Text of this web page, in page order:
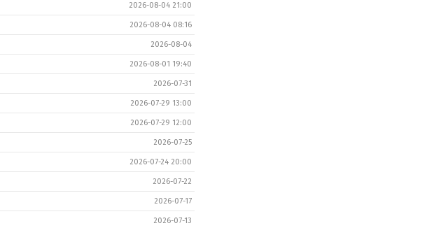
2026-08-04 21:00
2026-08-04 08:16
2026-08-04
2026-08-01 19:40
2026-07-31
2026-07-29 13:00
2026-07-29 12:00
2026-07-25
2026-07-24 20:00
2026-07-22
2026-07-17
2026-07-13